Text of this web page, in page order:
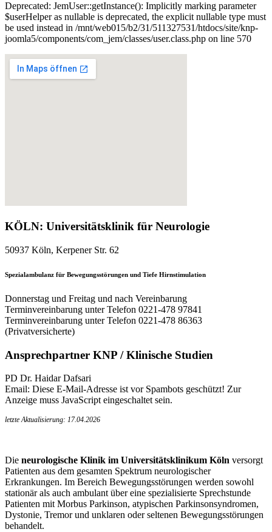
Deprecated: JemUser::getInstance(): Implicitly marking parameter
$userHelper as nullable is deprecated, the explicit nullable type must
be used instead in /mnt/web015/b2/31/511327531/htdocs/site/knp-
joomla5/components/com_jem/classes/user.class.php on line 570
KÖLN: Universitätsklinik für Neurologie
50937 Köln, Kerpener Str. 62
Spezialambulanz für Bewegungsstörungen und Tiefe Hirnstimulation
Donnerstag und Freitag und nach Vereinbarung
Terminvereinbarung unter Telefon 0221-478 97841
Terminvereinbarung unter Telefon 0221-478 86363
(Privatversicherte)
Ansprechpartner KNP / Klinische Studien
PD Dr. Haidar Dafsari
Email: Diese E-Mail-Adresse ist vor Spambots geschützt! Zur
Anzeige muss JavaScript eingeschaltet sein.
letzte Aktualisierung: 17.04.2026
Die neurologische Klinik im Universitätsklinikum Köln versorgt
Patienten aus dem gesamten Spektrum neurologischer
Erkrankungen. Im Bereich Bewegungsstörungen werden sowohl
stationär als auch ambulant über eine spezialisierte Sprechstunde
Patienten mit Morbus Parkinson, atypischen Parkinsonsyndromen,
Dystonie, Tremor und unklaren oder seltenen Bewegungsstörungen
behandelt.